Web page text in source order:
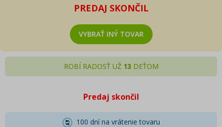
PREDAJ SKONČIL
VYBRAŤ INÝ TOVAR
ROBÍ RADOSŤ UŽ 13 DEŤOM
Predaj skončil
100 dní na vrátenie tovaru